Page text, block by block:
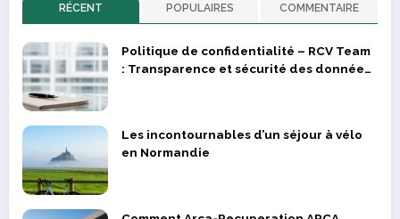
RÉCENT POPULAIRES COMMENTAIRE
Politique de confidentialité – RCV Team
: Transparence et sécurité des données
Les incontournables d’un séjour à vélo
en Normandie